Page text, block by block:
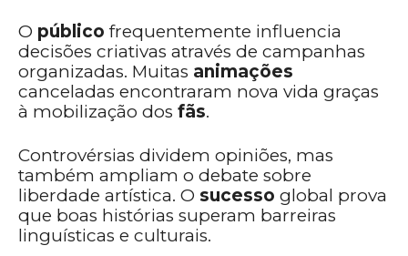
O público frequentemente influencia
decisões criativas através de campanhas
organizadas. Muitas animações
canceladas encontraram nova vida graças
à mobilização dos fãs.
Controvérsias dividem opiniões, mas
também ampliam o debate sobre
liberdade artística. O sucesso global prova
que boas histórias superam barreiras
linguísticas e culturais.